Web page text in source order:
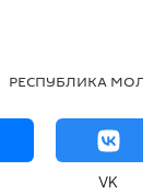
РЕСПУБЛИКА
VK